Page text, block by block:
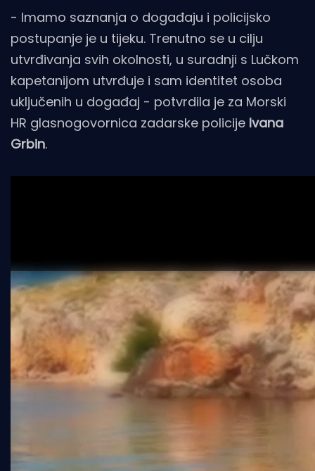
- Imamo saznanja o događaju i policijsko
postupanje je u tijeku. Trenutno se u cilju
utvrđivanja svih okolnosti, u suradnji s Lučkom
kapetanijom utvrđuje i sam identitet osoba
uključenih u događaj - potvrdila je za Morski
HR glasnogovornica zadarske policije Ivana
Grbin.